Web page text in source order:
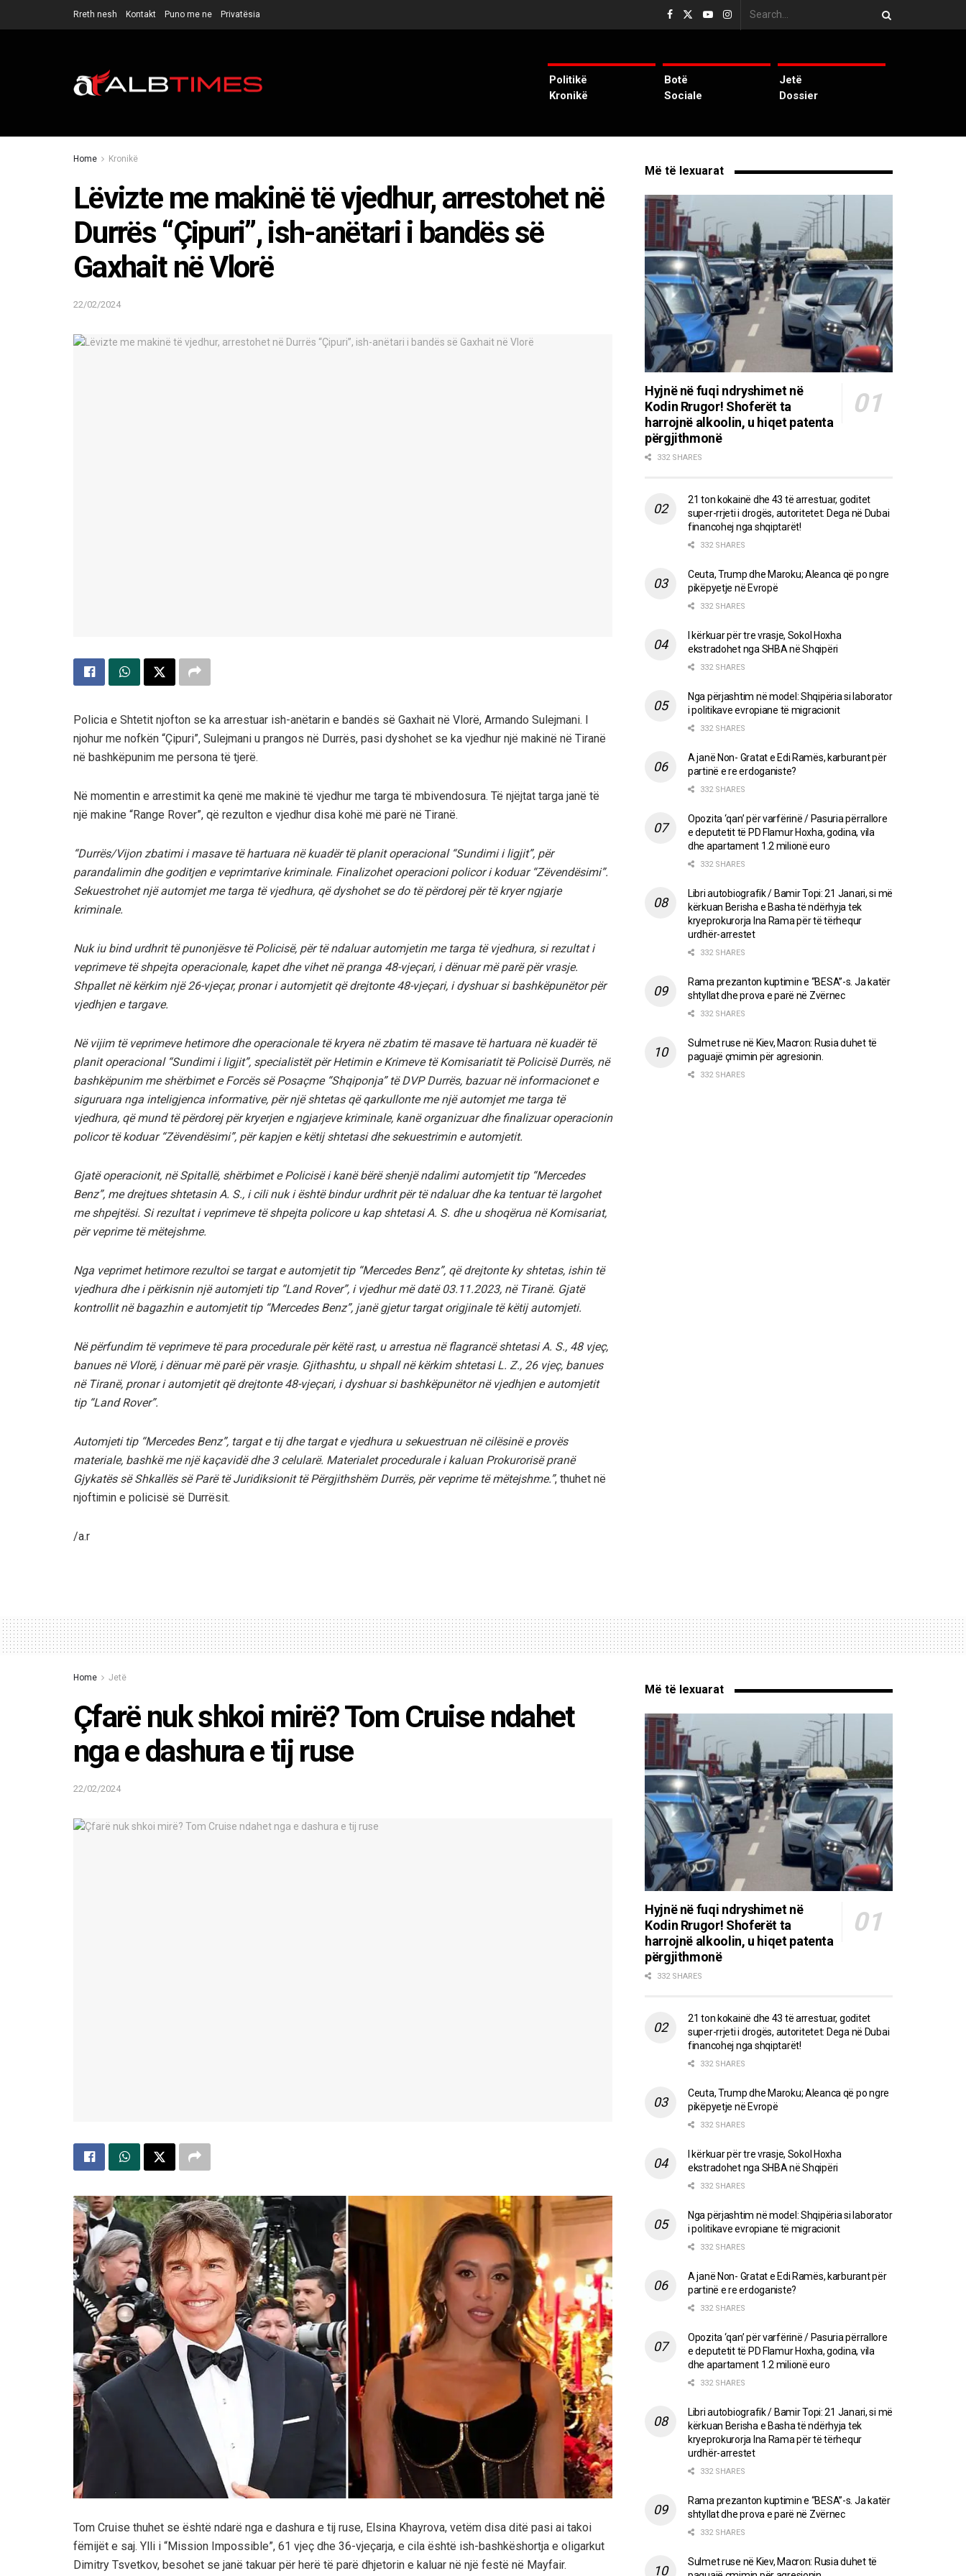
Rreth nesh Kontakt Puno me ne Privatësia
Politikë
Kronikë
Botë
Sociale
Jetë
Dossier
Home Kronikë
Lëvizte me makinë të vjedhur, arrestohet në
Durrës “Çipuri”, ish-anëtari i bandës së
Gaxhait në Vlorë
22/02/2024
Policia e Shtetit njofton se ka arrestuar ish-anëtarin e bandës së Gaxhait në Vlorë, Armando Sulejmani. I
njohur me nofkën “Çipuri”, Sulejmani u prangos në Durrës, pasi dyshohet se ka vjedhur një makinë në Tiranë
në bashkëpunim me persona të tjerë.
Në momentin e arrestimit ka qenë me makinë të vjedhur me targa të mbivendosura. Të njëjtat targa janë të
një makine “Range Rover”, që rezulton e vjedhur disa kohë më parë në Tiranë.
“Durrës/Vijon zbatimi i masave të hartuara në kuadër të planit operacional “Sundimi i ligjit”, për
parandalimin dhe goditjen e veprimtarive kriminale. Finalizohet operacioni policor i koduar “Zëvendësimi”.
Sekuestrohet një automjet me targa të vjedhura, që dyshohet se do të përdorej për të kryer ngjarje
kriminale.
Nuk iu bind urdhrit të punonjësve të Policisë, për të ndaluar automjetin me targa të vjedhura, si rezultat i
veprimeve të shpejta operacionale, kapet dhe vihet në pranga 48-vjeçari, i dënuar më parë për vrasje.
Shpallet në kërkim një 26-vjeçar, pronar i automjetit që drejtonte 48-vjeçari, i dyshuar si bashkëpunëtor për
vjedhjen e targave.
Në vijim të veprimeve hetimore dhe operacionale të kryera në zbatim të masave të hartuara në kuadër të
planit operacional “Sundimi i ligjit”, specialistët për Hetimin e Krimeve të Komisariatit të Policisë Durrës, në
bashkëpunim me shërbimet e Forcës së Posaçme “Shqiponja” të DVP Durrës, bazuar në informacionet e
siguruara nga inteligjenca informative, për një shtetas që qarkullonte me një automjet me targa të
vjedhura, që mund të përdorej për kryerjen e ngjarjeve kriminale, kanë organizuar dhe finalizuar operacionin
policor të koduar “Zëvendësimi”, për kapjen e këtij shtetasi dhe sekuestrimin e automjetit.
Gjatë operacionit, në Spitallë, shërbimet e Policisë i kanë bërë shenjë ndalimi automjetit tip “Mercedes
Benz”, me drejtues shtetasin A. S., i cili nuk i është bindur urdhrit për të ndaluar dhe ka tentuar të largohet
me shpejtësi. Si rezultat i veprimeve të shpejta policore u kap shtetasi A. S. dhe u shoqërua në Komisariat,
për veprime të mëtejshme.
Nga veprimet hetimore rezultoi se targat e automjetit tip “Mercedes Benz”, që drejtonte ky shtetas, ishin të
vjedhura dhe i përkisnin një automjeti tip “Land Rover”, i vjedhur më datë 03.11.2023, në Tiranë. Gjatë
kontrollit në bagazhin e automjetit tip “Mercedes Benz”, janë gjetur targat origjinale të këtij automjeti.
Në përfundim të veprimeve të para procedurale për këtë rast, u arrestua në flagrancë shtetasi A. S., 48 vjeç,
banues në Vlorë, i dënuar më parë për vrasje. Gjithashtu, u shpall në kërkim shtetasi L. Z., 26 vjeç, banues
në Tiranë, pronar i automjetit që drejtonte 48-vjeçari, i dyshuar si bashkëpunëtor në vjedhjen e automjetit
tip “Land Rover”.
Automjeti tip “Mercedes Benz”, targat e tij dhe targat e vjedhura u sekuestruan në cilësinë e provës
materiale, bashkë me një kaçavidë dhe 3 celularë. Materialet procedurale i kaluan Prokurorisë pranë
Gjykatës së Shkallës së Parë të Juridiksionit të Përgjithshëm Durrës, për veprime të mëtejshme.”, thuhet në
njoftimin e policisë së Durrësit.
/a.r
Më të lexuarat
Hyjnë në fuqi ndryshimet në
Kodin Rrugor! Shoferët ta
harrojnë alkoolin, u hiqet patenta
përgjithmonë
332 SHARES
21 ton kokainë dhe 43 të arrestuar, goditet
super-rrjeti i drogës, autoritetet: Dega në Dubai
financohej nga shqiptarët!
332 SHARES
Ceuta, Trump dhe Maroku; Aleanca që po ngre
pikëpyetje në Evropë
332 SHARES
I kërkuar për tre vrasje, Sokol Hoxha
ekstradohet nga SHBA në Shqipëri
332 SHARES
Nga përjashtim në model: Shqipëria si laborator
i politikave evropiane të migracionit
332 SHARES
A janë Non- Gratat e Edi Ramës, karburant për
partinë e re erdoganiste?
332 SHARES
Opozita ‘qan’ për varfërinë / Pasuria përrallore
e deputetit të PD Flamur Hoxha, godina, vila
dhe apartament 1.2 milionë euro
332 SHARES
Libri autobiografik / Bamir Topi: 21 Janari, si më
kërkuan Berisha e Basha të ndërhyja tek
kryeprokurorja Ina Rama për të tërhequr
urdhër-arrestet
332 SHARES
Rama prezanton kuptimin e “BESA”-s. Ja katër
shtyllat dhe prova e parë në Zvërnec
332 SHARES
Sulmet ruse në Kiev, Macron: Rusia duhet të
paguajë çmimin për agresionin.
332 SHARES
Home Jetë
Çfarë nuk shkoi mirë? Tom Cruise ndahet
nga e dashura e tij ruse
22/02/2024
Tom Cruise thuhet se është ndarë nga e dashura e tij ruse, Elsina Khayrova, vetëm disa ditë pasi ai takoi
fëmijët e saj. Ylli i “Mission Impossible”, 61 vjeç dhe 36-vjeçarja, e cila është ish-bashkëshortja e oligarkut
Dimitry Tsvetkov, besohet se janë takuar për herë të parë dhjetorin e kaluar në një festë në Mayfair.
Më të lexuarat
Hyjnë në fuqi ndryshimet në
Kodin Rrugor! Shoferët ta
harrojnë alkoolin, u hiqet patenta
përgjithmonë
332 SHARES
21 ton kokainë dhe 43 të arrestuar, goditet
super-rrjeti i drogës, autoritetet: Dega në Dubai
financohej nga shqiptarët!
332 SHARES
Ceuta, Trump dhe Maroku; Aleanca që po ngre
pikëpyetje në Evropë
332 SHARES
I kërkuar për tre vrasje, Sokol Hoxha
ekstradohet nga SHBA në Shqipëri
332 SHARES
Nga përjashtim në model: Shqipëria si laborator
i politikave evropiane të migracionit
332 SHARES
A janë Non- Gratat e Edi Ramës, karburant për
partinë e re erdoganiste?
332 SHARES
Opozita ‘qan’ për varfërinë / Pasuria përrallore
e deputetit të PD Flamur Hoxha, godina, vila
dhe apartament 1.2 milionë euro
332 SHARES
Libri autobiografik / Bamir Topi: 21 Janari, si më
kërkuan Berisha e Basha të ndërhyja tek
kryeprokurorja Ina Rama për të tërhequr
urdhër-arrestet
332 SHARES
Rama prezanton kuptimin e “BESA”-s. Ja katër
shtyllat dhe prova e parë në Zvërnec
332 SHARES
Sulmet ruse në Kiev, Macron: Rusia duhet të